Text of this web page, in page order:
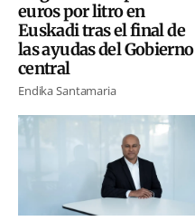
euros por litro en
Euskadi tras el final de
las ayudas del Gobierno
central
Endika Santamaria